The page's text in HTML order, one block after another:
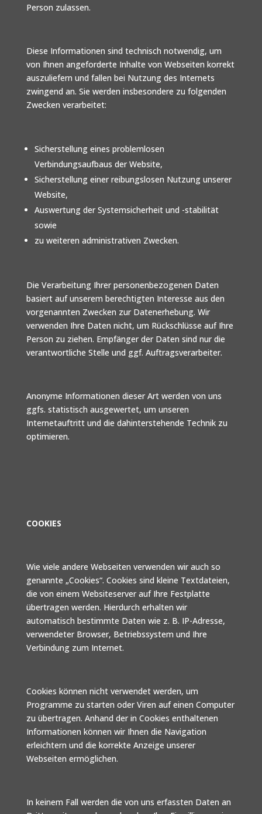
Person zulassen.
Diese Informationen sind technisch notwendig, um
von Ihnen angeforderte Inhalte von Webseiten korrekt
auszuliefern und fallen bei Nutzung des Internets
zwingend an. Sie werden insbesondere zu folgenden
Zwecken verarbeitet:
Sicherstellung eines problemlosen
Verbindungsaufbaus der Website,
Sicherstellung einer reibungslosen Nutzung unserer
Website,
Auswertung der Systemsicherheit und -stabilität
sowie
zu weiteren administrativen Zwecken.
Die Verarbeitung Ihrer personenbezogenen Daten
basiert auf unserem berechtigten Interesse aus den
vorgenannten Zwecken zur Datenerhebung. Wir
verwenden Ihre Daten nicht, um Rückschlüsse auf Ihre
Person zu ziehen. Empfänger der Daten sind nur die
verantwortliche Stelle und ggf. Auftragsverarbeiter.
Anonyme Informationen dieser Art werden von uns
ggfs. statistisch ausgewertet, um unseren
Internetauftritt und die dahinterstehende Technik zu
optimieren.
COOKIES
Wie viele andere Webseiten verwenden wir auch so
genannte „Cookies“. Cookies sind kleine Textdateien,
die von einem Websiteserver auf Ihre Festplatte
übertragen werden. Hierdurch erhalten wir
automatisch bestimmte Daten wie z. B. IP-Adresse,
verwendeter Browser, Betriebssystem und Ihre
Verbindung zum Internet.
Cookies können nicht verwendet werden, um
Programme zu starten oder Viren auf einen Computer
zu übertragen. Anhand der in Cookies enthaltenen
Informationen können wir Ihnen die Navigation
erleichtern und die korrekte Anzeige unserer
Webseiten ermöglichen.
In keinem Fall werden die von uns erfassten Daten an